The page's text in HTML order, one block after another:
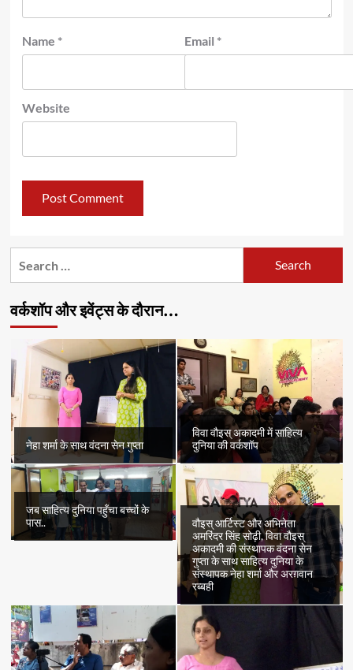
Name * Email *
Website
वर्कशॉप और इवेंट्स के दौरान…
नेहा शर्मा के साथ वंदना सेन गुप्ता
विवा वौइस् अकादमी में साहित्य
दुनिया की वर्कशॉप
जब साहित्य दुनिया पहुँचा बच्चों के
पास..
वौइस् आर्टिस्ट और अभिनेता
अमरिंदर सिंह सोढ़ी, विवा वौइस्
अकादमी की संस्थापक वंदना सेन
गुप्ता के साथ साहित्य दुनिया के
संस्थापक नेहा शर्मा और अरग़वान
रब्बही